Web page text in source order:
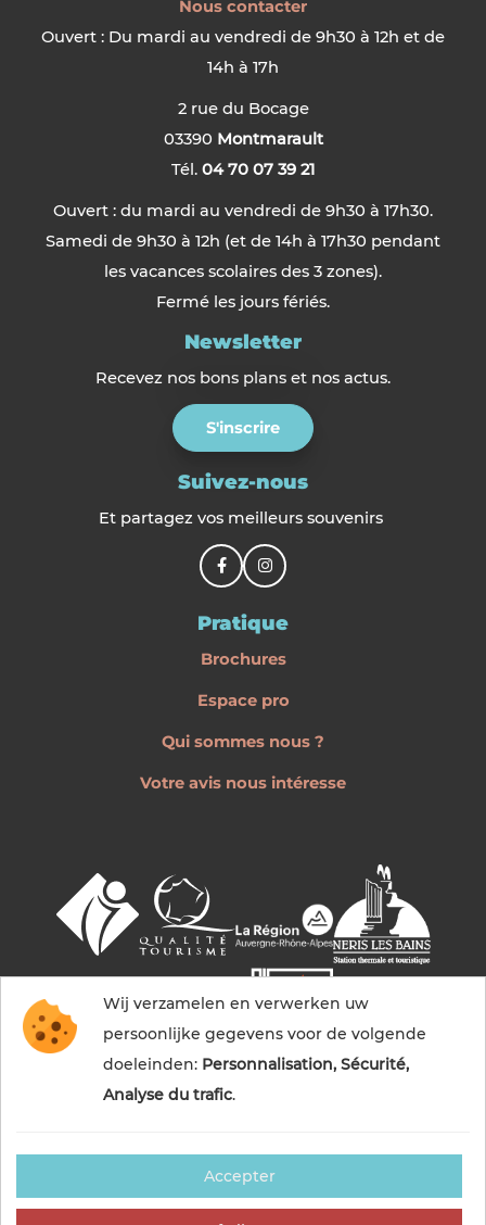
Nous contacter
Ouvert : Du mardi au vendredi de 9h30 à 12h et de
14h à 17h
2 rue du Bocage
03390 Montmarault
Tél. 04 70 07 39 21
Ouvert : du mardi au vendredi de 9h30 à 17h30.
Samedi de 9h30 à 12h (et de 14h à 17h30 pendant
les vacances scolaires des 3 zones).
Fermé les jours fériés.
Newsletter
Recevez nos bons plans et nos actus.
S'inscrire
Suivez-nous
Et partagez vos meilleurs souvenirs
Pratique
Brochures
Espace pro
Qui sommes nous ?
Votre avis nous intéresse
© 2026 Commentry, Montmarault, Néris-les-bains
Wij verzamelen en verwerken uw
persoonlijke gegevens voor de volgende
doeleinden: Personnalisation, Sécurité,
Analyse du trafic.
Accepter